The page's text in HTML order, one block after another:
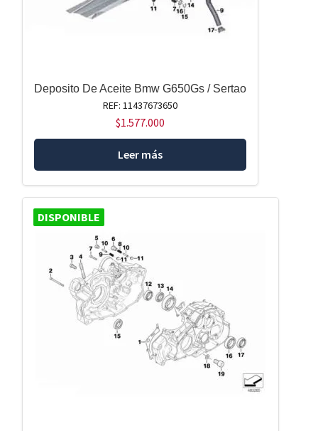
Deposito De Aceite Bmw G650Gs / Sertao
REF: 11437673650
$1.577.000
Leer más
DISPONIBLE